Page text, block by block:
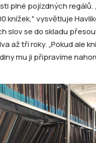
plné pojízdných regálů.
knížek," vysvětluje
slov se do skladu
až tři roky. „Pokud ale
mu ji připravíme